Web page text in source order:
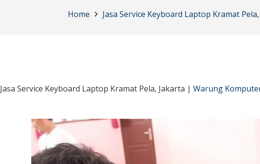
Home Jasa Service Keyboard Laptop Kramat
Jasa Service Keyboard Laptop Kramat Pela, Jakarta | Warung